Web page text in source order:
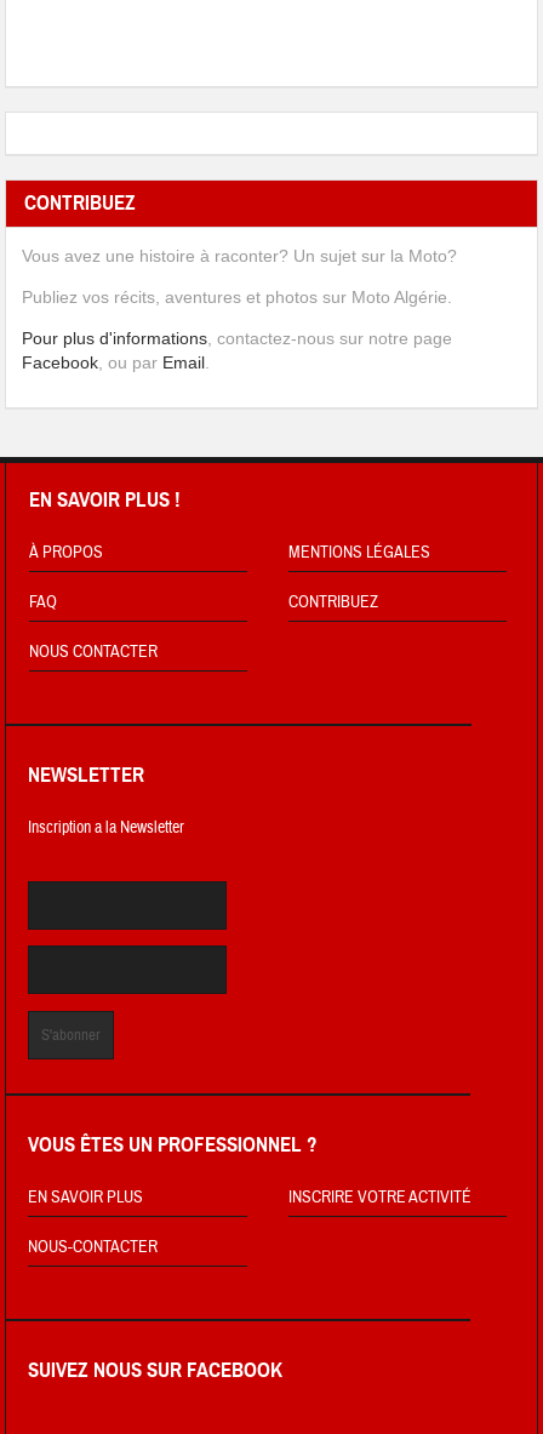
CONTRIBUEZ
Vous avez une histoire à raconter? Un sujet sur la Moto?
Publiez vos récits, aventures et photos sur Moto Algérie.
Pour plus d'informations , contactez-nous sur notre page
Facebook , ou par Email
EN SAVOIR PLUS !
À PROPOS MENTIONS LÉGALES
FAQ CONTRIBUEZ
NOUS CONTACTER
NEWSLETTER
Inscription a la Newsletter
VOUS ÊTES UN PROFESSIONNEL ?
EN SAVOIR PLUS INSCRIRE VOTRE ACTIVITÉ
NOUS-CONTACTER
SUIVEZ NOUS SUR FACEBOOK